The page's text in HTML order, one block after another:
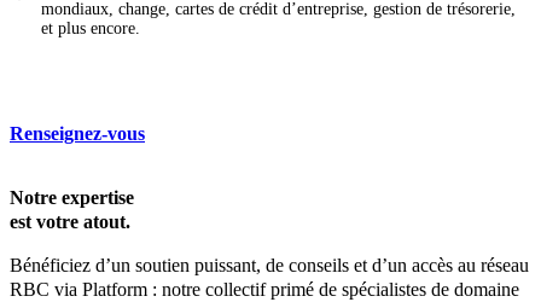
mondiaux, change, cartes de crédit d’entreprise, gestion de trésorerie,
et plus encore.
Renseignez-vous
Notre expertise
est votre atout.
Bénéficiez d’un soutien puissant, de conseils et d’un accès au réseau
RBC via Platform : notre collectif primé de spécialistes de domaine